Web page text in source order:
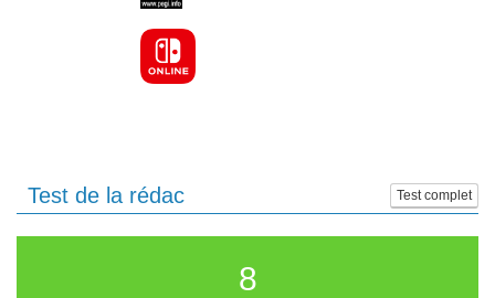
Test complet
Test de la rédac
8